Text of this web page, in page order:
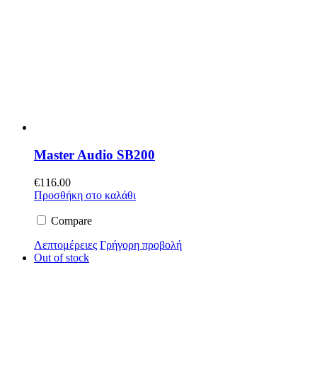
Master Audio SB200
€116.00
Προσθήκη στο καλάθι
Compare
Λεπτομέρειες Γρήγορη προβολή
Out of stock